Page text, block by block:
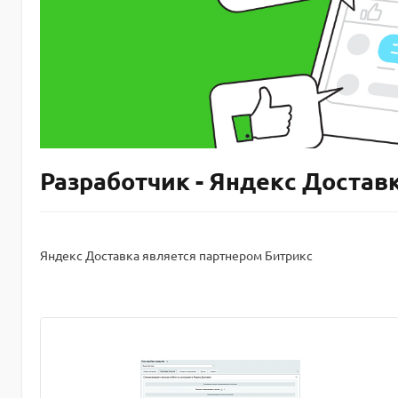
Разработчик - Яндекс
Яндекс Доставка является партнером Битрикс